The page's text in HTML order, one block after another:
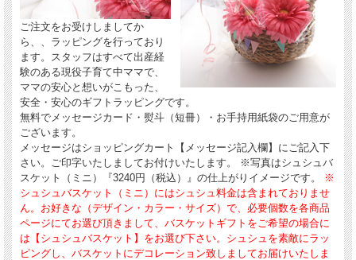
ご注文をお受けしましてか
ら、、ラッピングを行っており
ます。スタッフはすべて出産経
験のある現役子育て中ママで、
ママの安心と想いがこもった、
安全・安心のギフトラッピングです。
無料でメッセージカード・熨斗（短冊）・お手持用紙袋のご用意が
ございます。
メッセージはショッピングカート【メッセージ記入欄】にご記入下
さい。ご印字いたしましてお付けいたします。 ※写真はシュシュバ
スケット（ミニ）『3240円（税込）』の仕上がりイメージです。
※
シュシュバスケット（ミニ）にはシュシュ料金は含まれておりませ
ん。お好きな（デザイン・カラー・サイズ）で、必要個数を各商品
ページにてお選び頂きまして 、バスケットギフトをご希望の場合に
は 【シュシュバスケット】をお選び下さい。シュシュを素敵にラッ
ピングし、バスケットにデコレーション致しましてお届けいたしま